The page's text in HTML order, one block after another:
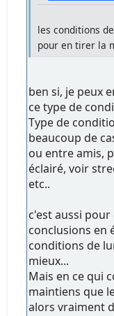
les conditions
pour en tirer la
ben si, je peux
ce type de
Type de
beaucoup de
ou entre amis,
éclairé, voir
etc..
c'est aussi
conclusions en
conditions de
mieux...
Mais en ce qui
maintiens que
alors vraiment